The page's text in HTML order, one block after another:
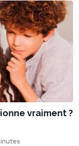
vraiment ?